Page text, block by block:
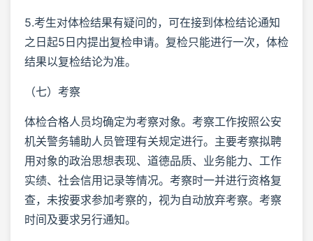
5.考生对体检结果有疑问的，可在接到体检结论通知
之日起5日内提出复检申请。复检只能进行一次，体检
结果以复检结论为准。
（七）考察
体检合格人员均确定为考察对象。考察工作按照公安
机关警务辅助人员管理有关规定进行。主要考察拟聘
用对象的政治思想表现、道德品质、业务能力、工作
实绩、社会信用记录等情况。考察时一并进行资格复
查，未按要求参加考察的，视为自动放弃考察。考察
时间及要求另行通知。